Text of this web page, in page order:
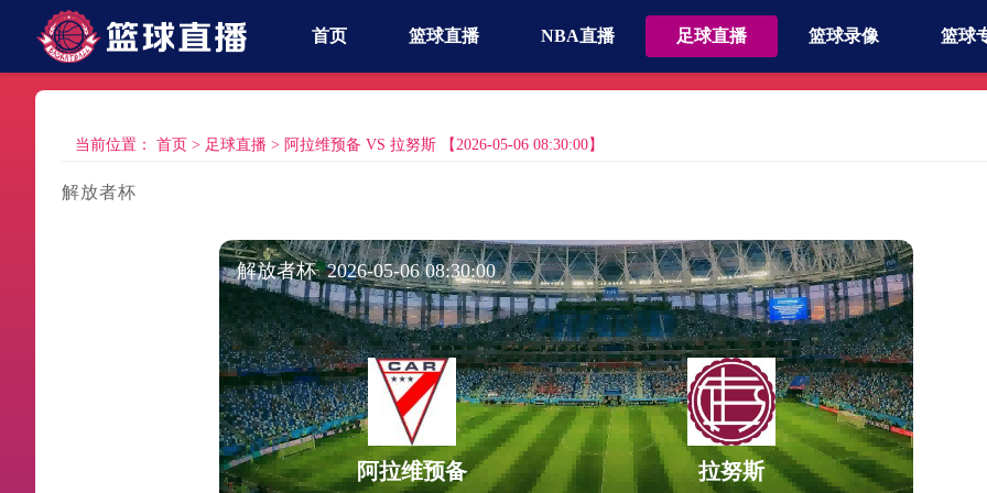
首页 篮球直播 NBA直播 足球直播 篮球录像 篮球
当前位置： 首页 > 足球直播 > 阿拉维预备 VS 拉努斯 【2026-05-06 08:30:00】
解放者杯
解放者杯 2026-05-06 08:30:00
阿拉维预备 拉努斯